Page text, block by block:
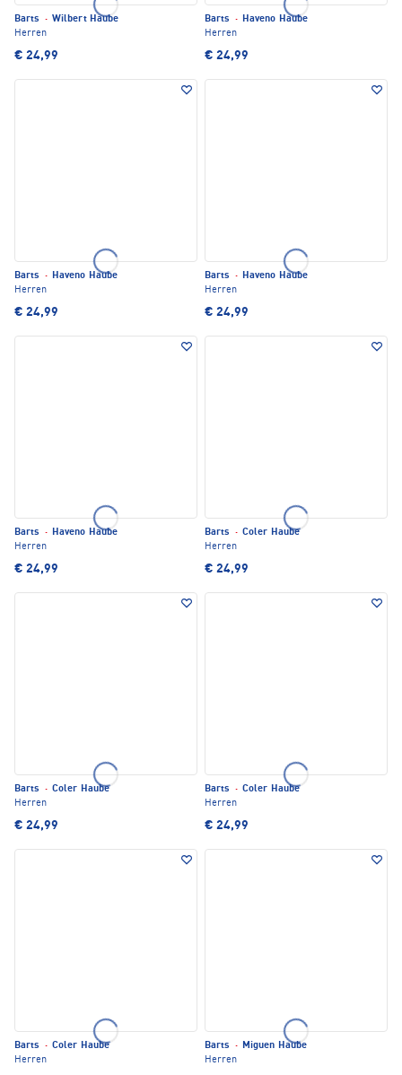
Barts · Wilbert Haube
Herren
€ 24,99
Barts · Haveno Haube
Herren
€ 24,99
Barts · Haveno Haube
Herren
€ 24,99
Barts · Haveno Haube
Herren
€ 24,99
Barts · Haveno Haube
Herren
€ 24,99
Barts · Coler Haube
Herren
€ 24,99
Barts · Coler Haube
Herren
€ 24,99
Barts · Coler Haube
Herren
€ 24,99
Barts · Coler Haube
Herren
Barts · Miguen Haube
Herren